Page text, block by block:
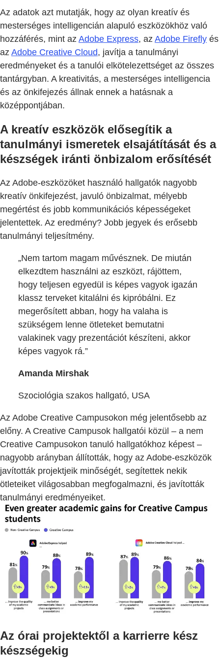
Az adatok azt mutatják, hogy az olyan kreatív és
mesterséges intelligencián alapuló eszközökhöz való
hozzáférés, mint az Adobe Express, az Adobe Firefly és
az Adobe Creative Cloud, javítja a tanulmányi
eredményeket és a tanulói elkötelezettséget az összes
tantárgyban. A kreativitás, a mesterséges intelligencia
és az önkifejezés állnak ennek a hatásnak a
középpontjában.
A kreatív eszközök elősegítik a
tanulmányi ismeretek elsajátítását és a
készségek iránti önbizalom erősítését
Az Adobe-eszközöket használó hallgatók nagyobb
kreatív önkifejezést, javuló önbizalmat, mélyebb
megértést és jobb kommunikációs képességeket
jelentettek. Az eredmény? Jobb jegyek és erősebb
tanulmányi teljesítmény.
„Nem tartom magam művésznek. De miután
elkezdtem használni az eszközt, rájöttem,
hogy teljesen egyedül is képes vagyok igazán
klassz terveket kitalálni és kipróbálni. Ez
megerősített abban, hogy ha valaha is
szükségem lenne ötleteket bemutatni
valakinek vagy prezentációt készíteni, akkor
képes vagyok rá.”
Amanda Mirshak
Szociológia szakos hallgató, USA
Az Adobe Creative Campusokon még jelentősebb az
előny. A Creative Campusok hallgatói közül – a nem
Creative Campusokon tanuló hallgatókhoz képest –
nagyobb arányban állították, hogy az Adobe-eszközök
javították projektjeik minőségét, segítettek nekik
ötleteiket világosabban megfogalmazni, és javították
tanulmányi eredményeiket.
Az órai projektektől a karrierre kész
készségekig